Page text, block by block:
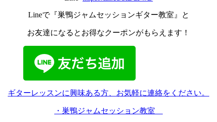
Lineで『巣鴨ジャムセッションギター教室』と
お友達になるとお得なクーポンがもらえます！
ギターレッスンに興味ある方、お気軽に連絡をください。
・巣鴨ジャムセッション教室